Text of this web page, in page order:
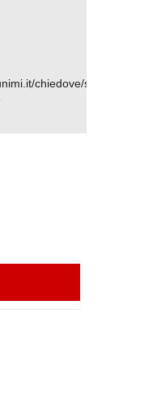
chiedove/